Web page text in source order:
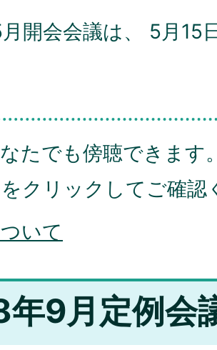
開会会議は、 5月15
たでも傍聴できます
クリックしてご確認
いて
年9月定例会